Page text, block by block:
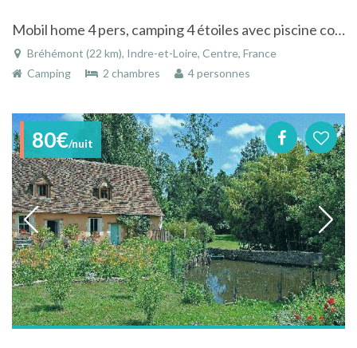
Mobil home 4 pers, camping 4 étoiles avec piscine couverte et chauffée, Vallée de la Loire et au cœur des châteaux
Bréhémont (22 km), Indre-et-Loire, Centre, France
Camping
2 chambres 4 personnes
80€/nuit